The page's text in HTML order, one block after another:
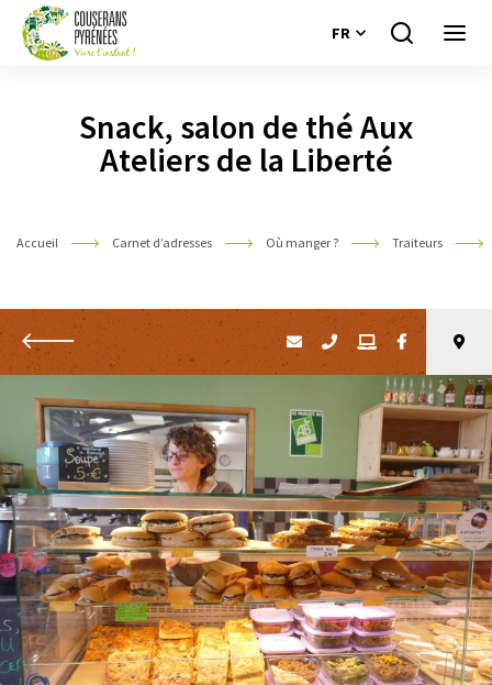
FR
Je
Snack, salon de thé Aux
Ateliers de la Liberté
Accueil Carnet d’adresses Où manger ? Traiteurs
Retour